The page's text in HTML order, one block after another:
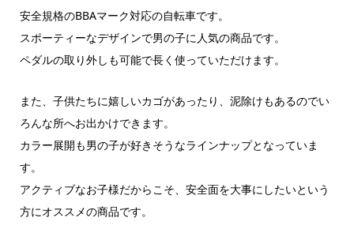
安全規格のBBAマーク対応の自転車です。
スポーティーなデザインで男の子に人気の商品です。
ペダルの取り外しも可能で長く使っていただけます。
また、子供たちに嬉しいカゴがあったり、泥除けもあるのでい
ろんな所へお出かけできます。
カラー展開も男の子が好きそうなラインナップとなっていま
す。
アクティブなお子様だからこそ、安全面を大事にしたいという
方にオススメの商品です。